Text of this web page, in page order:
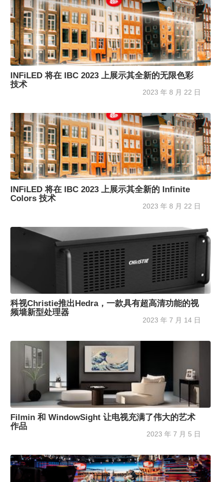
INFiLED 将在 IBC 2023 上展示其全新的无限色彩
技术
2023 年 8 月 22 日
INFiLED 将在 IBC 2023 上展示其全新的 Infinite
Colors 技术
2023 年 8 月 22 日
科视Christie推出Hedra，一款具有超高清功能的视
频墙新型处理器
2023 年 7 月 14 日
Filmin 和 WindowSight 让电视充满了伟大的艺术
作品
2023 年 7 月 5 日